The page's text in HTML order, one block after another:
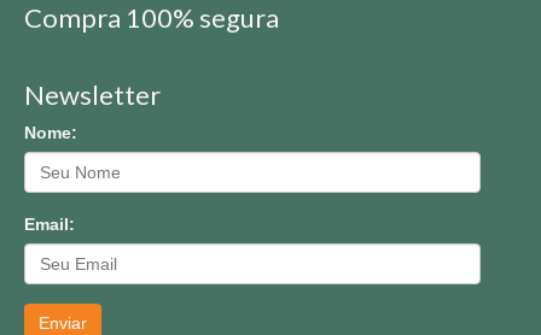
Compra 100% segura
Newsletter
Nome:
Email:
Enviar